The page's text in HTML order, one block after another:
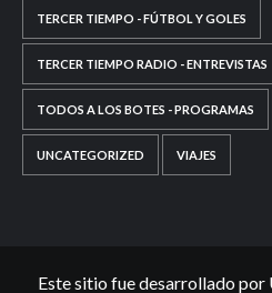
TERCER TIEMPO - FÚTBOL Y GOLES
TERCER TIEMPO RADIO - ENTREVISTAS
TODOS A LOS BOTES - PROGRAMAS
UNCATEGORIZED VIAJES
Este sitio fue desarrollado